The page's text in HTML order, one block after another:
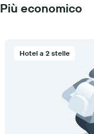
Più economico
Hotel a 2 stelle